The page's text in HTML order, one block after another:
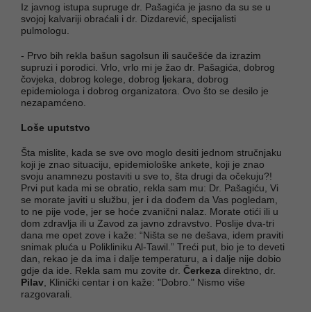
Iz javnog istupa supruge dr. Pašagića je jasno da su se u
svojoj kalvariji obraćali i dr. Dizdarević, specijalisti
pulmologu.
- Prvo bih rekla bašun sagolsun ili saučešće da izrazim
supruzi i porodici. Vrlo, vrlo mi je žao dr. Pašagića, dobrog
čovjeka, dobrog kolege, dobrog ljekara, dobrog
epidemiologa i dobrog organizatora. Ovo što se desilo je
nezapamćeno.
Loše uputstvo
Šta mislite, kada se sve ovo moglo desiti jednom stručnjaku
koji je znao situaciju, epidemiološke ankete, koji je znao
svoju anamnezu postaviti u sve to, šta drugi da očekuju?!
Prvi put kada mi se obratio, rekla sam mu: Dr. Pašagiću, Vi
se morate javiti u službu, jer i da dođem da Vas pogledam,
to ne pije vode, jer se hoće zvanični nalaz. Morate otići ili u
dom zdravlja ili u Zavod za javno zdravstvo. Poslije dva-tri
dana me opet zove i kaže: “Ništa se ne dešava, idem praviti
snimak pluća u Polikliniku Al-Tawil.” Treći put, bio je to deveti
dan, rekao je da ima i dalje temperaturu, a i dalje nije dobio
gdje da ide. Rekla sam mu zovite dr. Čerkeza direktno, dr.
Pilav , Klinički centar i on kaže: "Dobro." Nismo više
razgovarali.